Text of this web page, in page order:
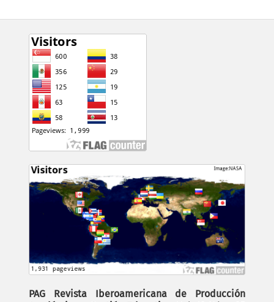
PAG Revista Iberoamericana de Producción